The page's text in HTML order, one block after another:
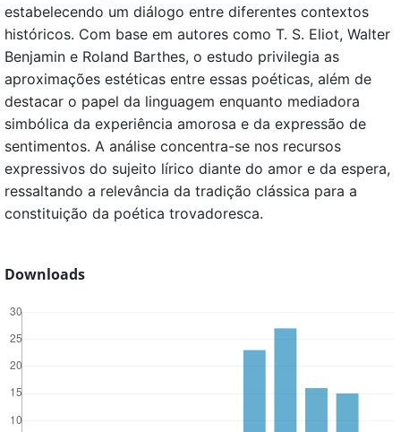
estabelecendo um diálogo entre diferentes contextos
históricos. Com base em autores como T. S. Eliot, Walter
Benjamin e Roland Barthes, o estudo privilegia as
aproximações estéticas entre essas poéticas, além de
destacar o papel da linguagem enquanto mediadora
simbólica da experiência amorosa e da expressão de
sentimentos. A análise concentra-se nos recursos
expressivos do sujeito lírico diante do amor e da espera,
ressaltando a relevância da tradição clássica para a
constituição da poética trovadoresca.
Downloads